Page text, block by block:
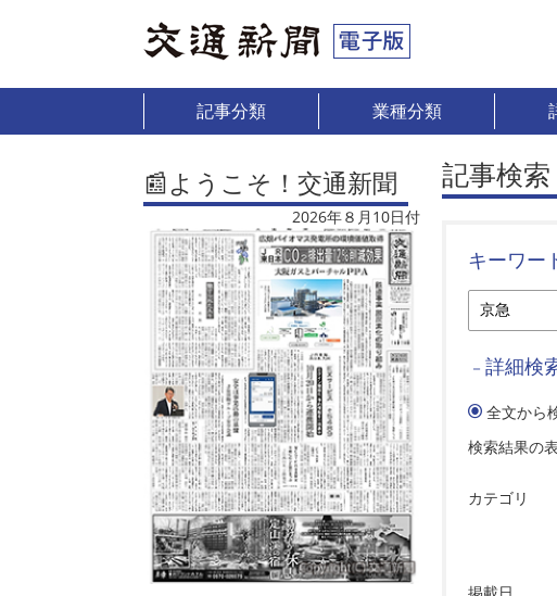
記事分類 業種分類
📰ようこそ！交通新聞
2026年８月10日付
記事検索
キーワー
－ 詳細検
全文から
検索結果の
カテゴリ